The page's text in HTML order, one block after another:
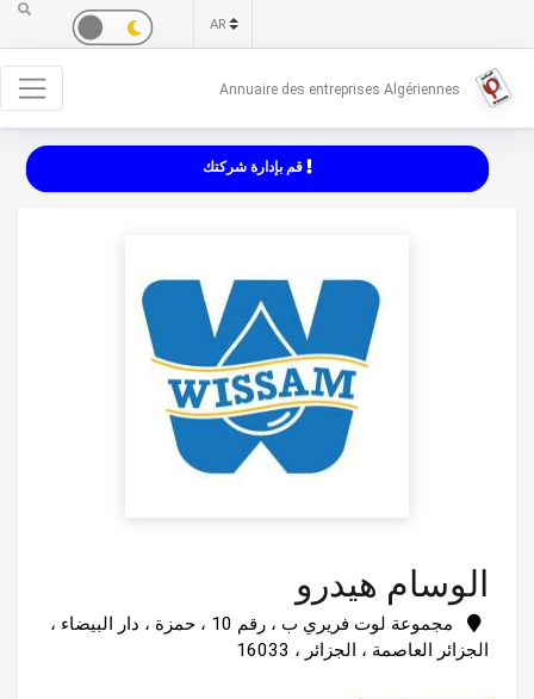
Annuaire des entreprises Algériennes
قم بإدارة شركتك
الوسام هيدرو
مجموعة لوت فريري ب ، رقم 10 ، حمزة ، دار البيضاء ،
الجزائر العاصمة ، الجزائر ، 16033